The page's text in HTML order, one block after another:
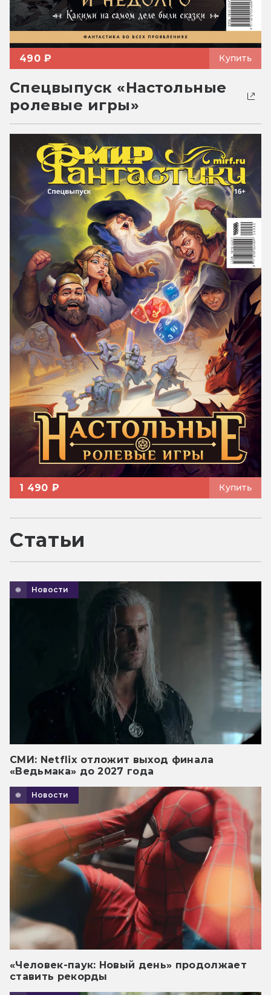
490 ₽ Купить
Спецвыпуск «Настольные
ролевые игры»
1 490 ₽ Купить
Статьи
Новости
СМИ: Netflix отложит выход финала
«Ведьмака» до 2027 года
Новости
«Человек-паук: Новый день» продолжает
ставить рекорды